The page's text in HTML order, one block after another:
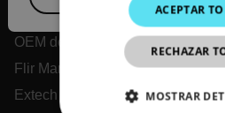
Teledyne FLIR Defense
OEM de Teledyne FLIR
Flir Marine
Extech
ACEPTAR
RECHAZAR
MOSTRAR